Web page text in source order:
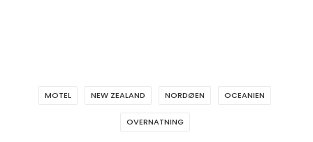
MOTEL NEW ZEALAND NORDØEN OCEANIEN
OVERNATNING